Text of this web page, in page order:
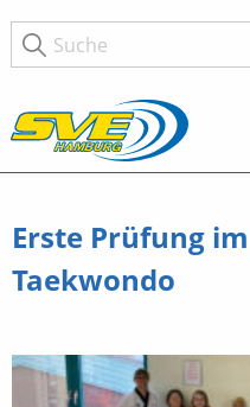
Erste Prüfung
Taekwondo